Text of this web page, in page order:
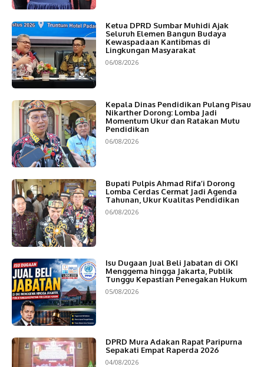
Ketua DPRD Sumbar Muhidi Ajak
Seluruh Elemen Bangun Budaya
Kewaspadaan Kantibmas di
Lingkungan Masyarakat
06/08/2026
Kepala Dinas Pendidikan Pulang Pisau
Nikarther Dorong: Lomba Jadi
Momentum Ukur dan Ratakan Mutu
Pendidikan
06/08/2026
Bupati Pulpis Ahmad Rifa’i Dorong
Lomba Cerdas Cermat Jadi Agenda
Tahunan, Ukur Kualitas Pendidikan
06/08/2026
Isu Dugaan Jual Beli Jabatan di OKI
Menggema hingga Jakarta, Publik
Tunggu Kepastian Penegakan Hukum
05/08/2026
DPRD Mura Adakan Rapat Paripurna
Sepakati Empat Raperda 2026
04/08/2026